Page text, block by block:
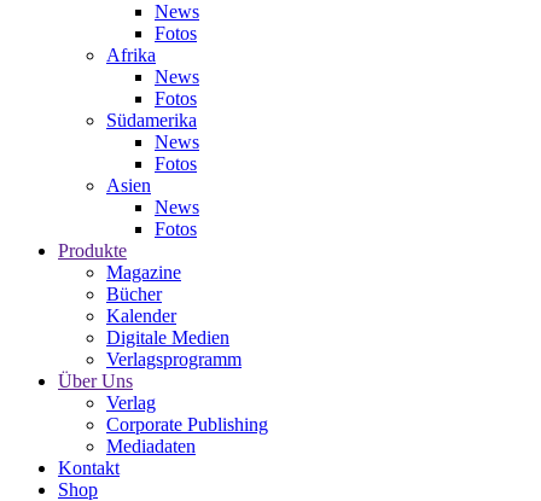
News
Fotos
Afrika
News
Fotos
Südamerika
News
Fotos
Asien
News
Fotos
Produkte
Magazine
Bücher
Kalender
Digitale Medien
Verlagsprogramm
Über Uns
Verlag
Corporate Publishing
Mediadaten
Kontakt
Shop